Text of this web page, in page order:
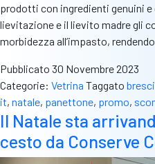
prodotti con ingredienti genuini e
lievitazione e il lievito madre gli
morbidezza all’impasto,
Pubblicato 30 Novembre 2023
Categorie: Vetrina Taggato
it, natale, panettone, promo,
Il Natale sta
cesto da Conserve